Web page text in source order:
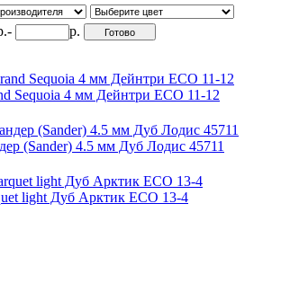
р.
Sequoia 4 мм Дейнтри ECO 11-12
(Sander) 4.5 мм Дуб Лодис 45711
light Дуб Арктик ЕСО 13-4